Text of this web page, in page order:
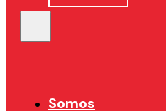
Somos